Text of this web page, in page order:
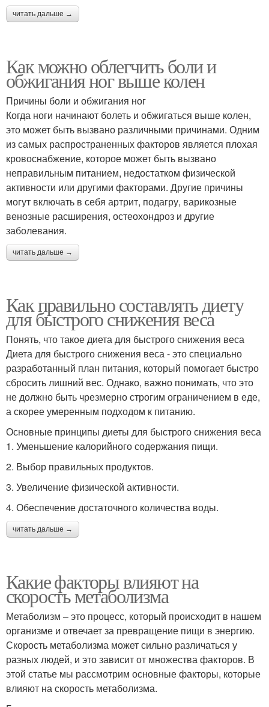
читать дальше →
Как можно облегчить боли и
обжигания ног выше колен
Причины боли и обжигания ног
Когда ноги начинают болеть и обжигаться выше колен,
это может быть вызвано различными причинами. Одним
из самых распространенных факторов является плохая
кровоснабжение, которое может быть вызвано
неправильным питанием, недостатком физической
активности или другими факторами. Другие причины
могут включать в себя артрит, подагру, варикозные
венозные расширения, остеохондроз и другие
заболевания.
читать дальше →
Как правильно составлять диету
для быстрого снижения веса
Понять, что такое диета для быстрого снижения веса
Диета для быстрого снижения веса - это специально
разработанный план питания, который помогает быстро
сбросить лишний вес. Однако, важно понимать, что это
не должно быть чрезмерно строгим ограничением в еде,
а скорее умеренным подходом к питанию.
Основные принципы диеты для быстрого снижения веса
1. Уменьшение калорийного содержания пищи.
2. Выбор правильных продуктов.
3. Увеличение физической активности.
4. Обеспечение достаточного количества воды.
читать дальше →
Какие факторы влияют на
скорость метаболизма
Метаболизм – это процесс, который происходит в нашем
организме и отвечает за превращение пищи в энергию.
Скорость метаболизма может сильно различаться у
разных людей, и это зависит от множества факторов. В
этой статье мы рассмотрим основные факторы, которые
влияют на скорость метаболизма.